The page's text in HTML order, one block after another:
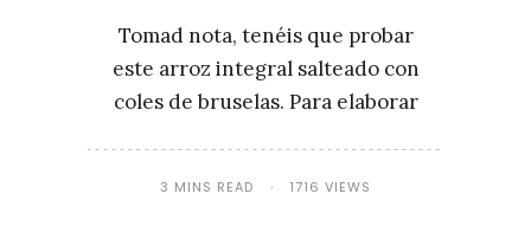
RECOMENDACIONES
Tomad nota, tenéis que probar
este arroz integral salteado con
coles de bruselas. Para elaborar
3 MINS READ 1716 VIEWS